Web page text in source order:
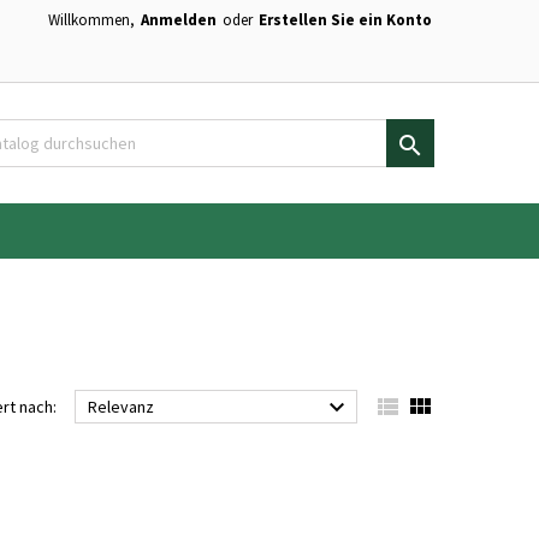
Willkommen, Anmelden oder Erstellen Sie ein Konto

nach: Relevanz   
×
×
×
×